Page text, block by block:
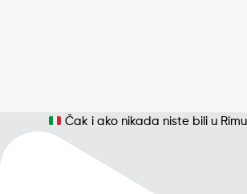
Čak i ako nikada niste bili u